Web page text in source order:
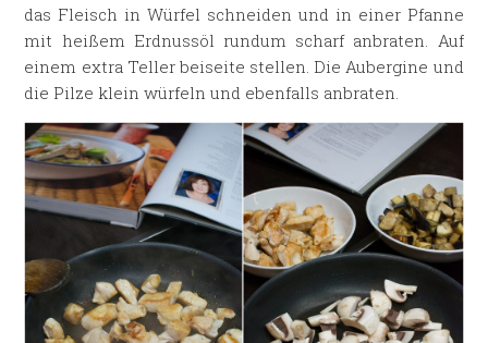
das Fleisch in Würfel schneiden und in einer Pfanne
mit heißem Erdnussöl rundum scharf anbraten. Auf
einem extra Teller beiseite stellen. Die Aubergine und
die Pilze klein würfeln und ebenfalls anbraten.